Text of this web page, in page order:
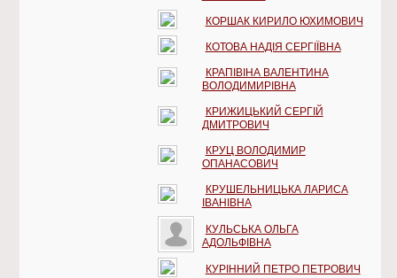
КОРШАК КИРИЛО ЮХИМОВИЧ
КОТОВА НАДІЯ СЕРГІЇВНА
КРАПІВІНА ВАЛЕНТИНА
ВОЛОДИМИРІВНА
КРИЖИЦЬКИЙ СЕРГІЙ
ДМИТРОВИЧ
КРУЦ ВОЛОДИМИР
ОПАНАСОВИЧ
КРУШЕЛЬНИЦЬКА ЛАРИСА
ІВАНІВНА
КУЛЬСЬКА ОЛЬГА
АДОЛЬФІВНА
КУРІННИЙ ПЕТРО ПЕТРОВИЧ